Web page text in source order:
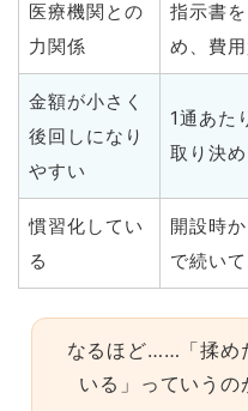
医療機関との
力関係
指示書
め、費
金額が小さく
後回しになり
やすい
1通あた
取り決
慣習化してい
る
開設時
で続い
なるほど……「揉め
いる」っていうの